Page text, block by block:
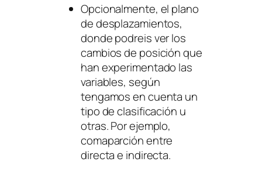
Opcionalmente, el plano
de desplazamientos,
donde podreis ver los
cambios de posición que
han experimentado las
variables, según
tengamos en cuenta un
tipo de clasificación u
otras. Por ejemplo,
comaparción entre
directa e indirecta.